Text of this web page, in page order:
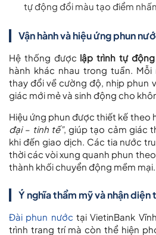
tự động đổi màu tạo điểm
Vận hành và hiệu ứng phun
Hệ thống được lập trình tự động
hành khác nhau trong tuần.
thay đổi về cường độ, nhịp phun
giác mới mẻ và sinh động cho
Hiệu ứng phun được thiết kế theo
đại – tinh tế”, giúp tạo cảm giác
khi đến giao dịch. Các tia nước
thời các vòi xung quanh phun
thành khối chuyển động mềm mại.
Ý nghĩa thẩm mỹ và nhận diện
Đài phun nước tại VietinBank
trình trang trí mà còn thể hiện